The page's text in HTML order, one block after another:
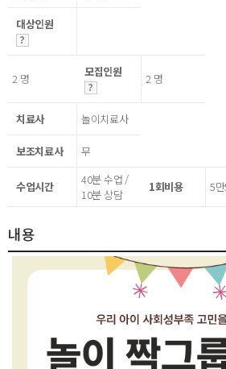
대상인원
2 명 모집인원 2 명
치료사 놀이치료사
보조치료사 무
수업시간
40분 수업 /
10분 상담
1회비용 5
내용